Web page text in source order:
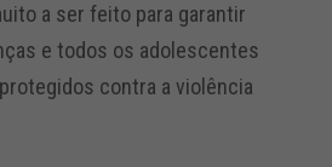
a ser feito para garantir
e todos os adolescentes
contra a violência